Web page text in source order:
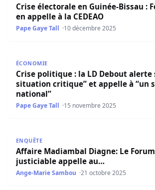
Crise électorale en Guinée-Bissau :
en appelle à la CEDEAO
Pape Gaye Tall 10 décembre 2025
ÉCONOMIE
Crise politique : la LD Debout alerte
situation critique” et appelle à “un
national”
Pape Gaye Tall 15 novembre 2025
ENQUÊTE
Affaire Madiambal Diagne: Le
justiciable appelle au…
Ange-Marie Sambou 21 octobre 2025